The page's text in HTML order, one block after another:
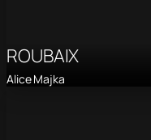
ROUBAIX
Alice Majka